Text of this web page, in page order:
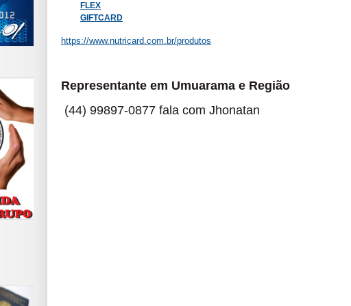
FLEX
GIFTCARD
https://www.nutricard.com.br/produtos
Representante em Umuarama e Região
(44) 99897-0877 fala com Jhonatan